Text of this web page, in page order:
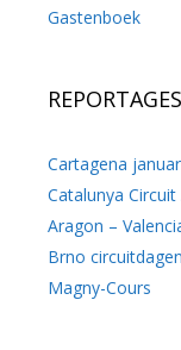
Gastenboek
REPORTAGES
Cartagena
Catalunya Circuit
Aragon –
Brno circuitdagen
Magny-Cours